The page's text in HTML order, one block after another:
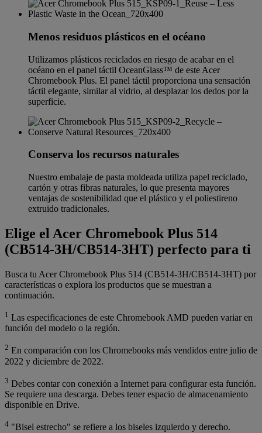
Menos residuos plásticos en el océano
Utilizamos plásticos reciclados en riesgo de acabar en el
océano en el panel táctil OceanGlass™ de este Acer
Chromebook Plus. El panel táctil proporciona una sensación
táctil elegante, similar al vidrio, al desplazar los dedos por la
superficie.
Conserva los recursos naturales
Nuestro embalaje de pasta moldeada utiliza papel reciclado,
cartón y otras fibras naturales, lo que presenta mayores
ventajas de sostenibilidad que el plástico y el poliestireno
extruido tradicionales.
Elige el Acer Chromebook Plus 514
(CB514-3H/CB514-3HT) perfecto para ti
Busca tu Acer Chromebook Plus 514 (CB514-3H/CB514-3HT) por
características o explora los productos que se muestran a
continuación.
1 Las especificaciones de este Chromebook AMD pueden variar en
función del modelo o la región.
2 En comparación con los Chromebooks más vendidos entre julio de
2022 y diciembre de 2022.
3 Debes contar con conexión a Internet para configurar esta función.
Se requiere una descarga. Debes tener espacio de almacenamiento
disponible en Drive.
4 "Bisel estrecho" se refiere a los biseles izquierdo y derecho.